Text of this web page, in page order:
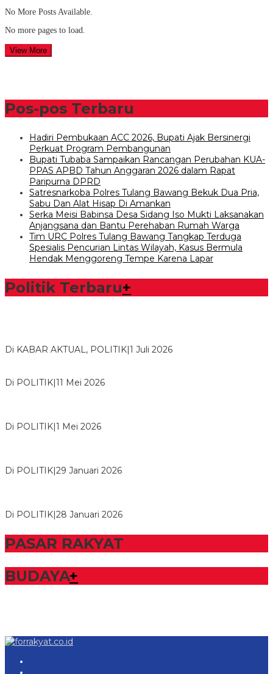
No More Posts Available.
No more pages to load.
View More
Pos-pos Terbaru
Hadiri Pembukaan ACC 2026, Bupati Ajak Bersinergi
Perkuat Program Pembangunan
Bupati Tubaba Sampaikan Rancangan Perubahan KUA-
PPAS APBD Tahun Anggaran 2026 dalam Rapat
Paripurna DPRD
Satresnarkoba Polres Tulang Bawang Bekuk Dua Pria,
Sabu Dan Alat Hisap Di Amankan
Serka Meisi Babinsa Desa Sidang Iso Mukti Laksanakan
Anjangsana dan Bantu Perehaban Rumah Warga
Tim URC Polres Tulang Bawang Tangkap Terduga
Spesialis Pencurian Lintas Wilayah, Kasus Bermula
Hendak Menggoreng Tempe Karena Lapar
Politik Terbaru+
Di KABAR AKTUAL, POLITIK|1 Juli 2026
Di POLITIK|11 Mei 2026
Di POLITIK|1 Mei 2026
Di POLITIK|29 Januari 2026
Di POLITIK|28 Januari 2026
PASAR RAKYAT
BUDAYA+